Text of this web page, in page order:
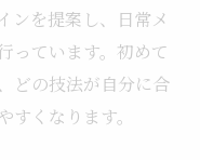
ンを提案し、日常メ
っています。初めて
どの技法が自分に合
くなります。